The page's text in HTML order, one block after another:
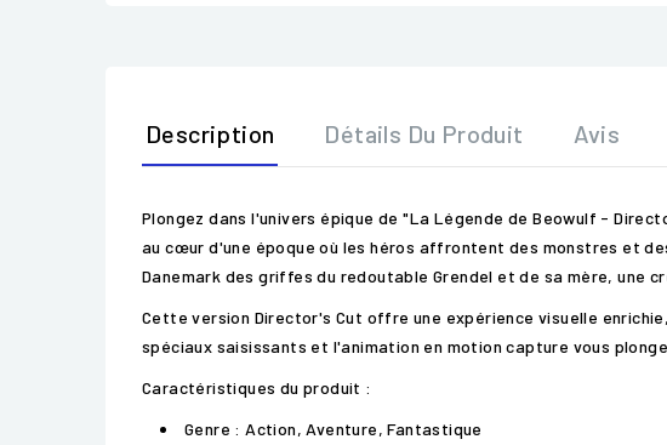
Description Détails Du Produit Avis
Plongez dans l'univers épique de "La Légende de Beowulf -
au cœur d'une époque où les héros affrontent des monstres et
Danemark des griffes du redoutable Grendel et de sa mère, une
Cette version Director's Cut offre une expérience visuelle
spéciaux saisissants et l'animation en motion capture vous
Caractéristiques du produit :
Genre : Action, Aventure, Fantastique